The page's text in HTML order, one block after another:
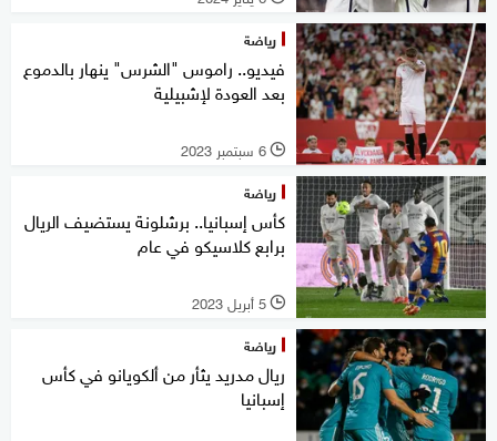
رياضة
فيديو.. راموس "الشرس" ينهار بالدموع
بعد العودة لإشبيلية
l 6 سبتمبر 2023
رياضة
كأس إسبانيا.. برشلونة يستضيف الريال
برابع كلاسيكو في عام
l 5 أبريل 2023
رياضة
ريال مدريد يثأر من ألكويانو في كأس
إسبانيا